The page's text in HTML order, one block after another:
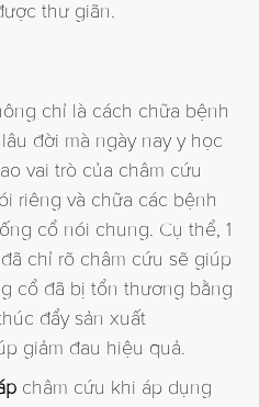
thư giãn.
chỉ là cách chữa bệnh
đời mà ngày nay y học
vai trò của châm cứu
riêng và chữa các bệnh
cổ nói chung. Cụ thể, 1
chỉ rõ châm cứu sẽ giúp
cổ đã bị tổn thương bằng
đẩy sản xuất
giảm đau hiệu quả.
châm cứu khi áp dụng